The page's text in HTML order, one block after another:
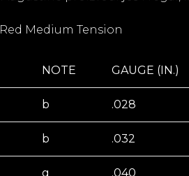
Medium Tension
NOTE GAUGE (IN.)
b .028
b .032
g .040